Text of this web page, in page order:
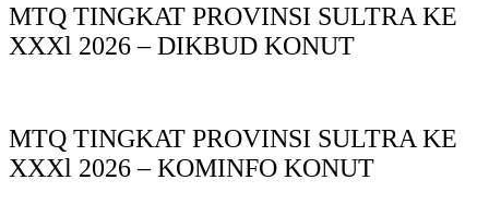
MTQ TINGKAT PROVINSI SULTRA KE
XXXl 2026 – DIKBUD KONUT
MTQ TINGKAT PROVINSI SULTRA KE
XXXl 2026 – KOMINFO KONUT